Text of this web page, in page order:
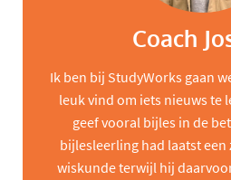
Coach
Ik ben bij StudyWorks gaan
leuk vind om iets nieuws te
geef vooral bijles in de
bijlesleerling had laatst een
wiskunde terwijl hij